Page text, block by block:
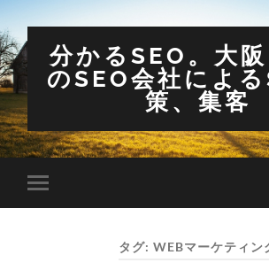
分かるSEO。大
のSEO会社によ
策、集客
モ
バ
タグ:WEBマーケティン